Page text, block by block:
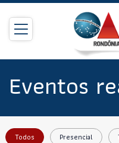
Eventos
Todos Presencial